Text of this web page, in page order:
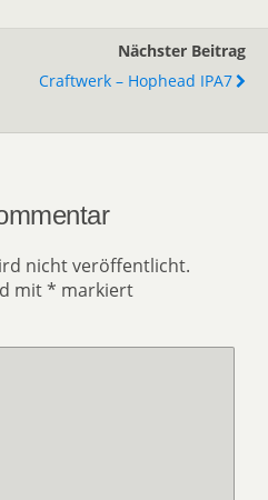
Nächster Beitrag
Craftwerk – Hophead IPA7
nicht veröffentlicht.
mit* markiert